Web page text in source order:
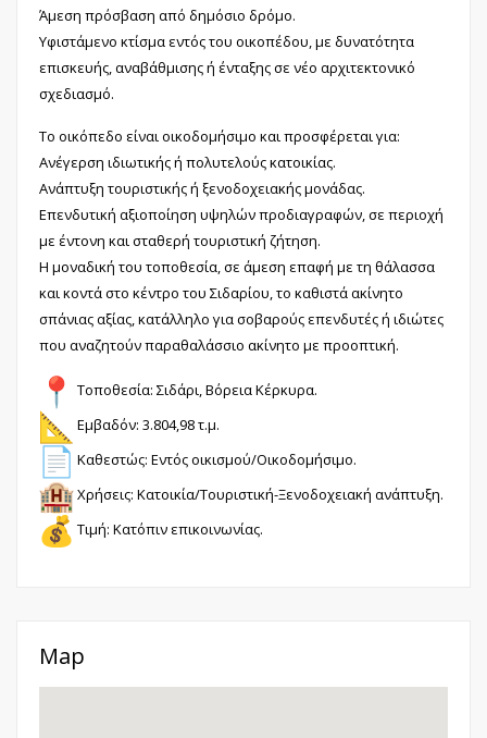
Άμεση πρόσβαση από δημόσιο δρόμο.
Υφιστάμενο κτίσμα εντός του οικοπέδου, με δυνατότητα
επισκευής, αναβάθμισης ή ένταξης σε νέο αρχιτεκτονικό
σχεδιασμό.
Το οικόπεδο είναι οικοδομήσιμο και προσφέρεται για:
Ανέγερση ιδιωτικής ή πολυτελούς κατοικίας.
Ανάπτυξη τουριστικής ή ξενοδοχειακής μονάδας.
Επενδυτική αξιοποίηση υψηλών προδιαγραφών, σε περιοχή
με έντονη και σταθερή τουριστική ζήτηση.
Η μοναδική του τοποθεσία, σε άμεση επαφή με τη θάλασσα
και κοντά στο κέντρο του Σιδαρίου, το καθιστά ακίνητο
σπάνιας αξίας, κατάλληλο για σοβαρούς επενδυτές ή ιδιώτες
που αναζητούν παραθαλάσσιο ακίνητο με προοπτική.
Τοποθεσία: Σιδάρι, Βόρεια Κέρκυρα.
Εμβαδόν: 3.804,98 τ.μ.
Καθεστώς: Εντός οικισμού/Οικοδομήσιμο.
Χρήσεις: Κατοικία/Τουριστική-Ξενοδοχειακή ανάπτυξη.
Τιμή: Κατόπιν επικοινωνίας.
Map